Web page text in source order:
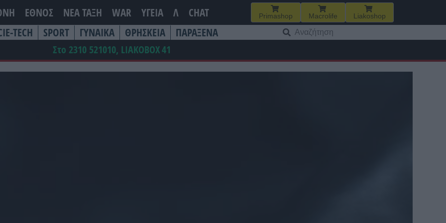
ΕΘΝΟΣ ΝΕΑ ΤΆΞΗ WAR ΥΓΕΙΑ Λ CHAT Primashop Macrolife Liakoshop
TECH SPORT ΓΥΝΑΙΚΑ ΘΡΗΣΚΕΙΑ ΠΑΡΑΞΕΝΑ
για:
Στο 2310 521010, LIAKOBOX41